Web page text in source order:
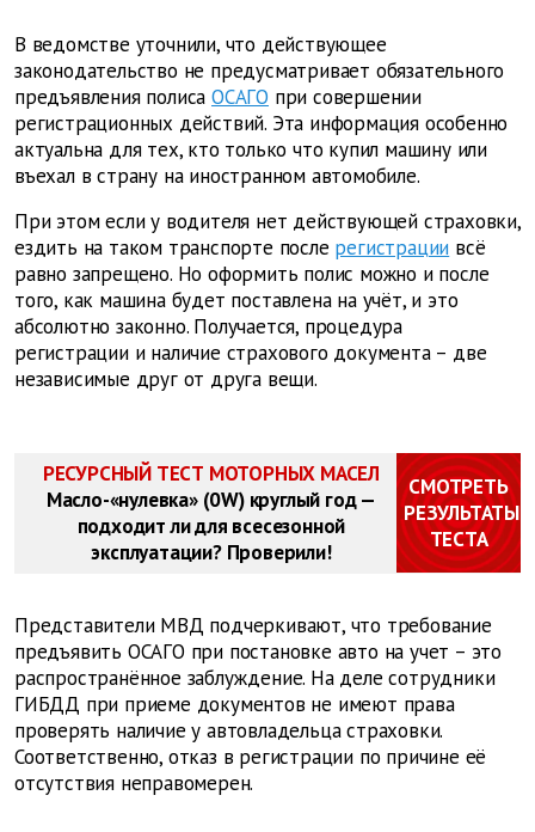
В ведомстве уточнили, что действующее
законодательство не предусматривает обязательного
предъявления полиса ОСАГО при совершении
регистрационных действий. Эта информация особенно
актуальна для тех, кто только что купил машину или
въехал в страну на иностранном автомобиле.
При этом если у водителя нет действующей страховки,
ездить на таком транспорте после регистрации всё
равно запрещено. Но оформить полис можно и после
того, как машина будет поставлена на учёт, и это
абсолютно законно. Получается, процедура
регистрации и наличие страхового документа – две
независимые друг от друга вещи.
РЕСУРСНЫЙ ТЕСТ МОТОРНЫХ МАСЕЛ
Масло-«нулевка» (0W) круглый год —
подходит ли для всесезонной
эксплуатации? Проверили!
СМОТРЕТЬ
РЕЗУЛЬТАТЫ
ТЕСТА
Представители МВД подчеркивают, что требование
предъявить ОСАГО при постановке авто на учет – это
распространённое заблуждение. На деле сотрудники
ГИБДД при приеме документов не имеют права
проверять наличие у автовладельца страховки.
Соответственно, отказ в регистрации по причине её
отсутствия неправомерен.